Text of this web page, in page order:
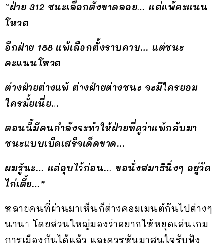
“ฝ่าย 312 ชนะเลือกตั้งขาดลอย… แต่แพ้คะแนน
โหวต
อีกฝ่าย 188 แพ้เลือกตั้งราบคาบ… แต่ชนะ
คะแนนโหวต
ต่างฝ่ายต่างแพ้ ต่างฝ่ายต่างชนะ จะมีใครยอม
ใครมั้ยเนี่ย…
ตอนนี้มีคนกำลังจะทำให้ฝ่ายที่ดูว่าแพ้กลับมา
ชนะแบบเบ็ดเสร็จเด็ดขาด…
ผมรู้นะ… แต่อุบไว้ก่อน… ขอนั่งสมาธินิ่งๆ อยู่วัด
ไก่เตี้ย…”
หลายคนที่ผ่านมาเห็นก็ต่างคอมเมนต์กันไปต่างๆ
นานา โดยส่วนใหญ่มองว่าอยากให้หยุดเล่นเกม
การเมืองกันได้แล้ว และควรหันมาสนใจรับฟัง